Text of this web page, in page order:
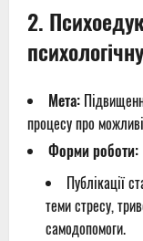
2.
Мета:
процесу про
Форми роботи:
Публікації
теми стресу,
самодопомоги.